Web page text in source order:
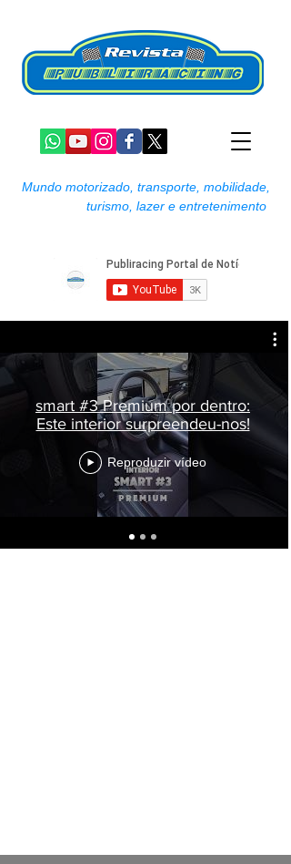
Mundo motorizado, transporte, mobilidade,
turismo, lazer e entretenimento
smart #3 Premium por dentro:
Este interior surpreendeu-nos!
Reproduzir vídeo